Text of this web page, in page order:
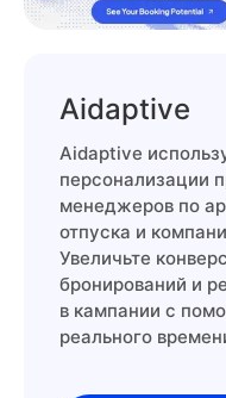
Aidaptive
Aidaptive
персонализации
менеджеров по
отпуска и
Увеличьте
бронирований и
в кампании с
реального